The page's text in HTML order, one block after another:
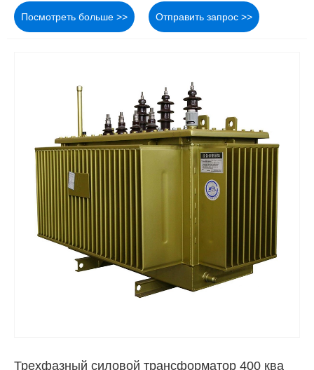
Посмотреть больше >> Отправить запрос >>
Трехфазный силовой трансформатор 400 ква